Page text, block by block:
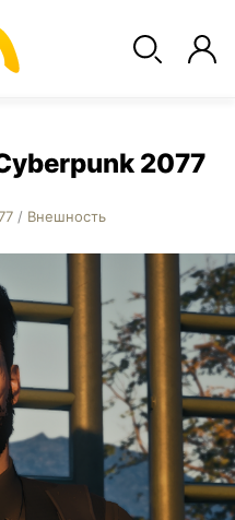
2077
/ Внешность